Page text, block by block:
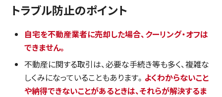
トラブル防止のポイント
自宅を不動産業者に売却した場合、クーリング・オフは
できません。
不動産に関する取引は、必要な手続き等も多く、複雑な
しくみになっていることもあります。 よくわからないこと
や納得できないことがあるときは、それらが解決するま